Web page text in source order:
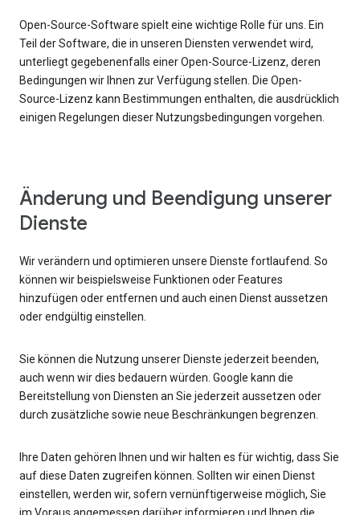
Open-Source-Software spielt eine wichtige Rolle für uns. Ein
Teil der Software, die in unseren Diensten verwendet wird,
unterliegt gegebenenfalls einer Open-Source-Lizenz, deren
Bedingungen wir Ihnen zur Verfügung stellen. Die Open-
Source-Lizenz kann Bestimmungen enthalten, die ausdrücklich
einigen Regelungen dieser Nutzungsbedingungen vorgehen.
Änderung und Beendigung unserer
Dienste
Wir verändern und optimieren unsere Dienste fortlaufend. So
können wir beispielsweise Funktionen oder Features
hinzufügen oder entfernen und auch einen Dienst aussetzen
oder endgültig einstellen.
Sie können die Nutzung unserer Dienste jederzeit beenden,
auch wenn wir dies bedauern würden. Google kann die
Bereitstellung von Diensten an Sie jederzeit aussetzen oder
durch zusätzliche sowie neue Beschränkungen begrenzen.
Ihre Daten gehören Ihnen und wir halten es für wichtig, dass Sie
auf diese Daten zugreifen können. Sollten wir einen Dienst
einstellen, werden wir, sofern vernünftigerweise möglich, Sie